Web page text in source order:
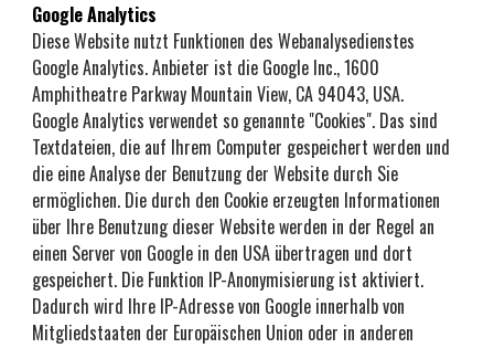
Google Analytics
Diese Website nutzt Funktionen des Webanalysedienstes
Google Analytics. Anbieter ist die Google Inc., 1600
Amphitheatre Parkway Mountain View, CA 94043, USA.
Google Analytics verwendet so genannte "Cookies". Das sind
Textdateien, die auf Ihrem Computer gespeichert werden und
die eine Analyse der Benutzung der Website durch Sie
ermöglichen. Die durch den Cookie erzeugten Informationen
über Ihre Benutzung dieser Website werden in der Regel an
einen Server von Google in den USA übertragen und dort
gespeichert. Die Funktion IP-Anonymisierung ist aktiviert.
Dadurch wird Ihre IP-Adresse von Google innerhalb von
Mitgliedstaaten der Europäischen Union oder in anderen